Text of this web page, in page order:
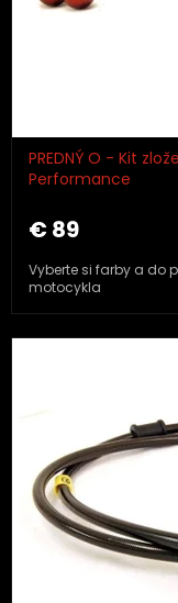
PREDNÝ O - Kit
Performance
€ 89
Vyberte si farby a do
motocykla